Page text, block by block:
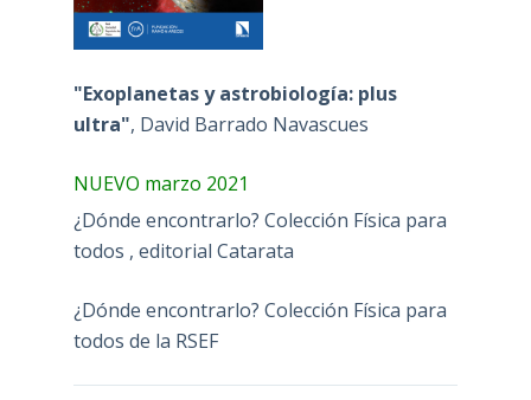
"Exoplanetas y astrobiología: plus
ultra", David Barrado Navascues
NUEVO marzo 2021
¿Dónde encontrarlo? Colección Física para
todos , editorial Catarata
¿Dónde encontrarlo? Colección Física para
todos de la RSEF